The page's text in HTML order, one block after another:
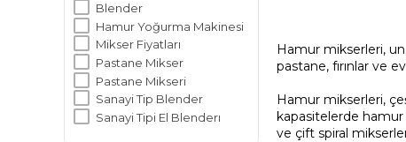
Blender
Hamur Yoğurma Makinesi
Mikser Fiyatları
Pastane Mikser
Pastane Mikseri
Sanayi Tip Blender
Sanayi Tipi El Blenderı
Hamur mikserleri,
pastane, fırınlar ve
Hamur mikserleri,
kapasitelerde hamur
ve çift spiral